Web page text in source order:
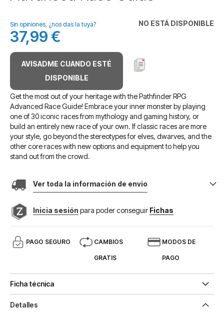
de
la
galería
de
imágenes
NO ESTÁ DISPONIBLE
Sin opiniones, ¿nos das la tuya?
37,99 €
AVISADME CUANDO ESTÉ
DISPONIBLE
Get the most out of your heritage with the Pathfinder RPG
Advanced Race Guide! Embrace your inner monster by playing
one of 30 iconic races from mythology and gaming history, or
build an entirely new race of your own. If classic races are more
your style, go beyond the stereotypes for elves, dwarves, and the
other core races with new options and equipment to help you
stand out from the crowd.
Ver toda la información de envio
Inicia sesión para poder conseguir Fichas
PAGO SEGURO CAMBIOS
GRATIS
MODOS DE
PAGO
Ficha técnica
Detalles